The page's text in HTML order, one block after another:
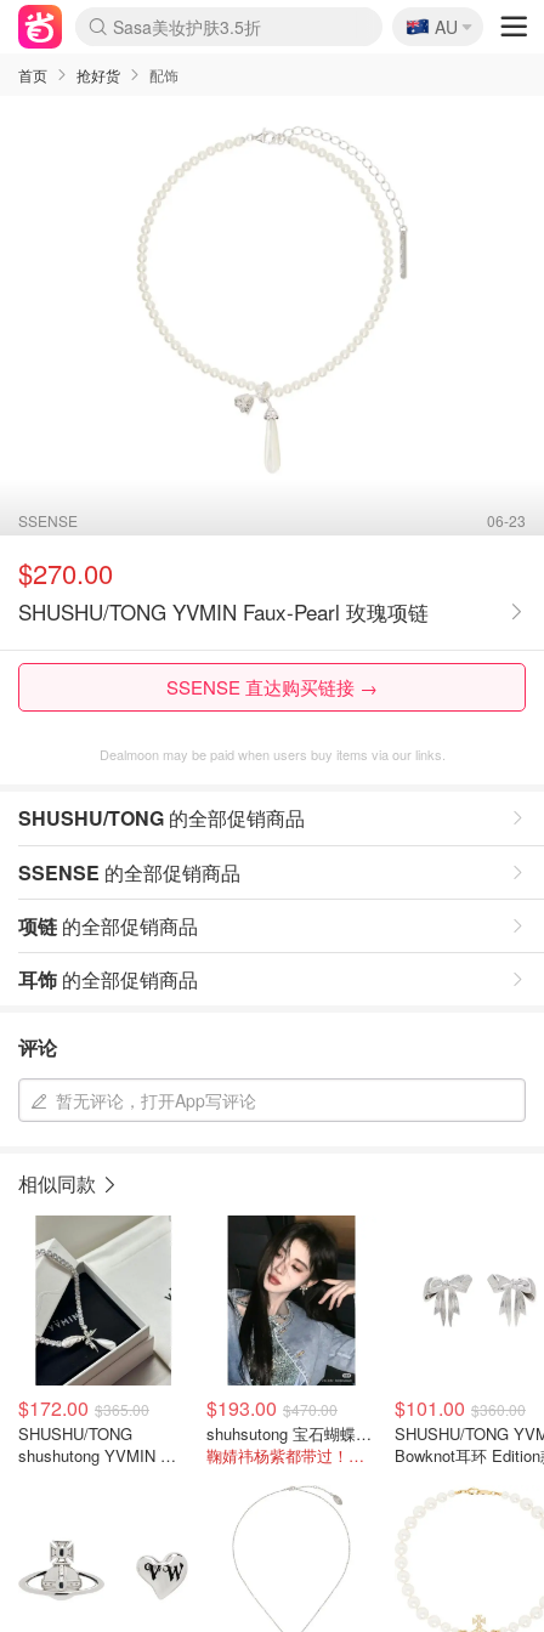
lululemon折扣上新
Sasa美妆护肤3.5折
SSENSE年中2.5折
FreshBeauty好价汇总
Cettire降价+叠9折
WWS Coles超市实拍
viagogo二手票捡漏
Myer折扣汇总
The Outnet奢牌1折起
David Jones 3折起
Flannels大牌1折
Perfumes Club护肤1折
AMIRO面罩$251
Amazon折扣汇总
eToro入金$200送$50
Amazon数码好物
ICONIC本周7.5折
ThedoubleF高奢地板价
Moose Knuckles 6折
EUFY摄像头$98
Selenichast首饰2折
Trip机票酒店促销
YSL送5件彩妆礼
Amazon家居好物
Amazon美妆护肤
雅漾大喷$8
过敏原检测盒$33
科颜氏高保湿面霜$29
SEALIFE海洋馆门票6折
丝塔芙大白罐$16
订阅Newsletter送香薰
Cult Beauty 6.8折
Harrods圣诞日历$525
LN-CC奢牌私促3折
d'Alba空姐喷雾$16
EVE LOM套装£56
Bernardelli独家4折
Adore Beauty 6折起
CT圣诞日历
Mytheresa奢品2.7折
Luxury Escapes 9折
Currentbody美容仪$881
MOON Garden Live
Roborock扫地机$649
Tingo Life水杯$24
Valentino官网5折
CR洗护套装$23
修丽可4件套$159
GANNI官网4.5折
Stylevana韩妆4折
Tessabit高奢8.5折
OGX洗发水$11
Amazon阿德莱德次日达
卡诗8.5折+赠礼
Philips Hue灯具8折
La Mer送8件礼值$529
🇦🇺
AU
首页 抢好货 配饰
SSENSE 06-23
$270.00
SHUSHU/TONG YVMIN Faux-Pearl 玫瑰项链
SSENSE 直达购买链接 →
Dealmoon may be paid when users buy items via our links.
SHUSHU/TONG 的全部促销商品
SSENSE 的全部促销商品
项链 的全部促销商品
耳饰 的全部促销商品
评论
暂无评论，打开App写评论
相似同款
$172.00 $365.00
SHUSHU/TONG
shushutong YVMIN 羽
$193.00 $470.00
shuhsutong 宝石蝴蝶结耳环
鞠婧祎杨紫都带过！巨有氛围感
$101.00 $360.00
SHUSHU/TONG
Bowknot耳环